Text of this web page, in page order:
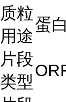
质粒
用途
蛋
片段
类型